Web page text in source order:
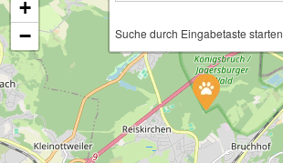
+
−
Suche durch Eingabetaste starten